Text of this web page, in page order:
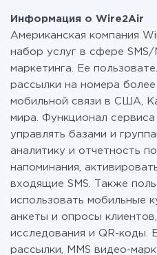
Информация о Wire2Air
Американская компания
набор услуг в сфере SMS/
маркетинга. Ее
рассылки на номера
мобильной связи в США,
мира. Функционал сервиса
управлять базами и
аналитику и отчетность
напоминания,
входящие SMS. Также
использовать мобильные
анкеты и опросы
исследования и QR-коды.
рассылки, MMS видео-